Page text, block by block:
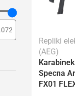
Repliki
(AEG)
Specna
FX01